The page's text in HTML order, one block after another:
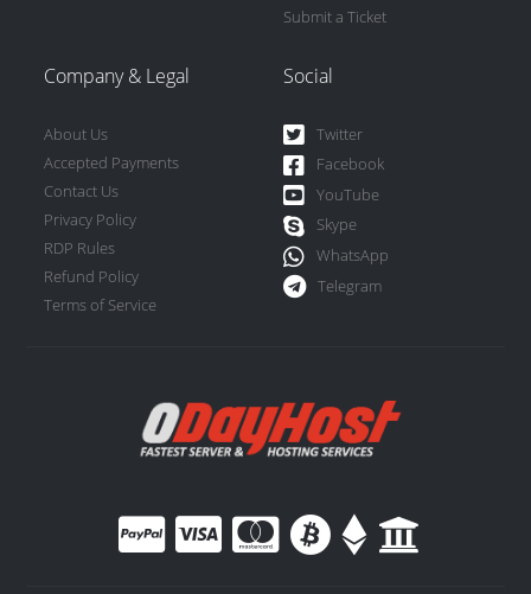
Submit a Ticket
Company & Legal
About Us
Accepted Payments
Contact Us
Privacy Policy
RDP Rules
Refund Policy
Terms of Service
Social
Twitter
Facebook
YouTube
Skype
WhatsApp
Telegram